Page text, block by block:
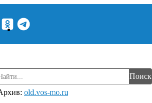
Поиск
old.vos-mo.ru